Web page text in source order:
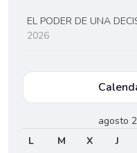
EL PODER DE UNA
2026
agosto
L
M X J